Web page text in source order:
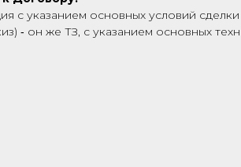
с указанием основных условий
‑ он же ТЗ, с указанием основных